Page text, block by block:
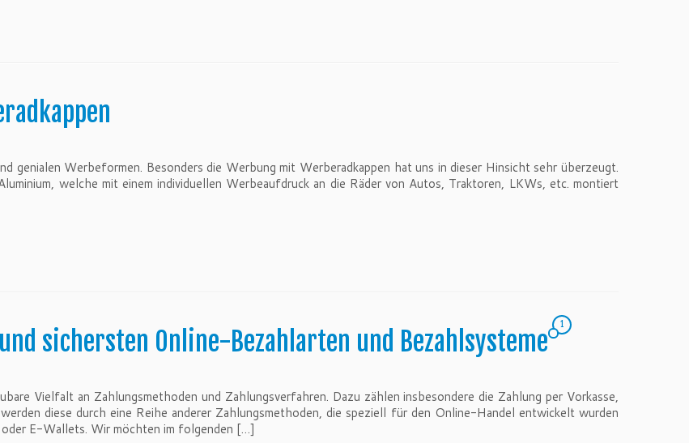
genialen Werbeformen. Besonders die Werbung mit Werberadkappen hat uns in dieser Hinsicht sehr überzeugt.
welche mit einem individuellen Werbeaufdruck an die Räder von Autos, Traktoren, LKWs, etc. montiert
sichersten Online-Bezahlarten und Bezahlsysteme
1
Vielfalt an Zahlungsmethoden und Zahlungsverfahren. Dazu zählen insbesondere die Zahlung per Vorkasse,
diese durch eine Reihe anderer Zahlungsmethoden, die speziell für den Online-Handel entwickelt wurden
E-Wallets. Wir möchten im folgenden […]